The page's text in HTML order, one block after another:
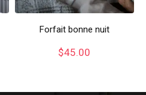
Forfait bonne nuit
$45.00